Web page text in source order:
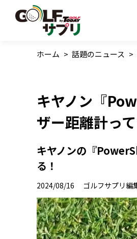
ホーム > 話題のニュース >
キヤノン『
ザー距離計っ
キヤノンの『
る！
2024/08/16 ゴルフサプリ